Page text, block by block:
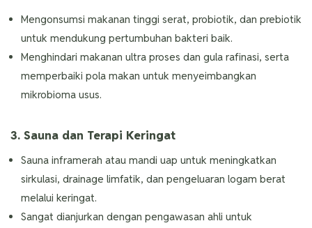
Mengonsumsi makanan tinggi serat, probiotik, dan prebiotik
untuk mendukung pertumbuhan bakteri baik.
Menghindari makanan ultra proses dan gula rafinasi, serta
memperbaiki pola makan untuk menyeimbangkan
mikrobioma usus.
3. Sauna dan Terapi Keringat
Sauna inframerah atau mandi uap untuk meningkatkan
sirkulasi, drainage limfatik, dan pengeluaran logam berat
melalui keringat.
Sangat dianjurkan dengan pengawasan ahli untuk